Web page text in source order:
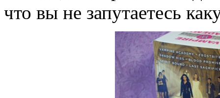
что вы не запутаетесь